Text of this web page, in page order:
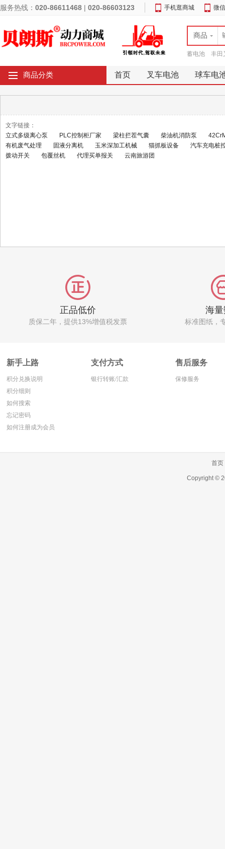
服务热线： 020-86611468 | 020-86603123 手机逛商城 微
商品
蓄电池 丰田
商品分类 首页 叉车电池 球车电
文字链接：
立式多级离心泵
PLC控制柜厂家 梁柱拦茬气囊 柴油机消防泵
有机废气处理
固液分离机 玉米深加工机械 猫抓板设备
汽车充电桩
拨动开关
包覆丝机 代理买单报关 云南旅游团
正品低价
质保二年，提供13%增值税发票
海
标准图纸，
新手上路
积分兑换说明
积分细则
如何搜索
忘记密码
如何注册成为会员
支付方式
银行转账/汇款
售后服务
保修服务
首页
Copyright ©